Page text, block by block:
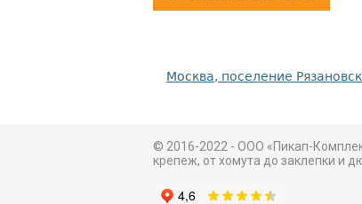
Москва, поселение
© 2016-2022 - ООО «Пикап-
крепеж, от хомута до заклепки и